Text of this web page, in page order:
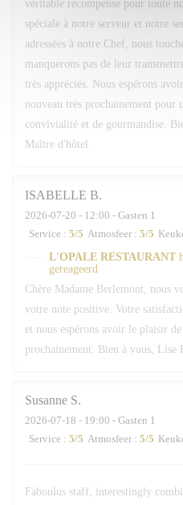
véritable récompense pour toute
spéciale à notre serveur et notre
adressées à notre Chef, nous
manquerons pas de leur
très appréciés. Nous espérons
nouveau très prochainement pour
convivialité et de gourmandise.
Maître d'hôtel
ISABELLE B
2026-07-20 - 12:00 - Gasten 1
Service : 5/5 Atmosfeer : 5/5
L'OPALE RESTAURANT
gereageerd
Chère Madame Berlemont, nous
votre note positive. Votre
et nous espérons avoir le plaisir
prochainement. Bien à vous, Lise
Susanne S
2026-07-18 - 19:00 - Gasten 1
Service : 5/5 Atmosfeer : 5/5
Faboulus staff, interestingly